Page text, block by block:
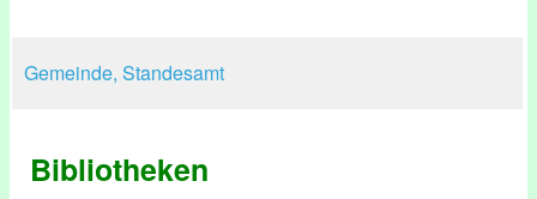
Gemeinde, Standesamt
Bibliotheken